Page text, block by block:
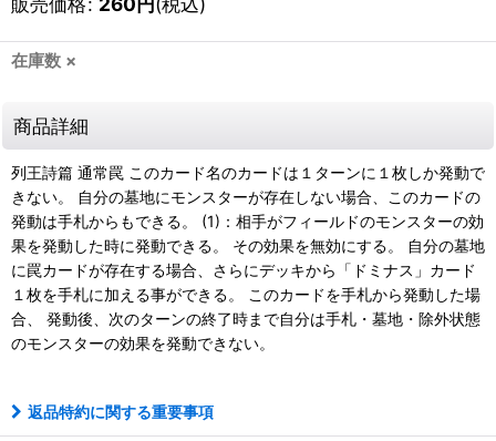
在庫数 ×
商品詳細
列王詩篇 通常罠 このカード名のカードは１ターンに１枚しか発動で
きない。 自分の墓地にモンスターが存在しない場合、このカードの
発動は手札からもできる。 (1)：相手がフィールドのモンスターの効
果を発動した時に発動できる。 その効果を無効にする。 自分の墓地
に罠カードが存在する場合、さらにデッキから「ドミナス」カード
１枚を手札に加える事ができる。 このカードを手札から発動した場
合、 発動後、次のターンの終了時まで自分は手札・墓地・除外状態
のモンスターの効果を発動できない。
返品特約に関する重要事項